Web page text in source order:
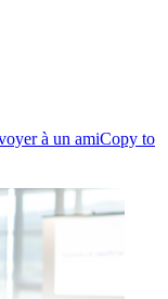
à un amiCopy to